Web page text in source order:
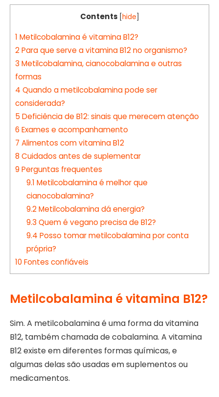
Contents hide
1 Metilcobalamina é vitamina B12?
2Para que serve a vitamina B12 no organismo?
3 Metilcobalamina, cianocobalamina e outras
formas
4 Quando a metilcobalamina pode ser
considerada?
5 Deficiência de B12: sinais que merecem atenção
6 Exames e acompanhamento
7 Alimentos com vitamina B12
8 Cuidados antes de suplementar
9 Perguntas frequentes
9.1 Metilcobalamina é melhor que
cianocobalamina?
9.2Metilcobalamina dá energia?
9.3 Quem é vegano precisa de B12?
9.4 Posso tomar metilcobalamina por conta
própria?
10 Fontes confiáveis
Metilcobalamina é vitamina B12?
Sim. A metilcobalamina é uma forma da vitamina
B12, também chamada de cobalamina. A vitamina
B12 existe em diferentes formas químicas, e
algumas delas são usadas em suplementos ou
medicamentos.